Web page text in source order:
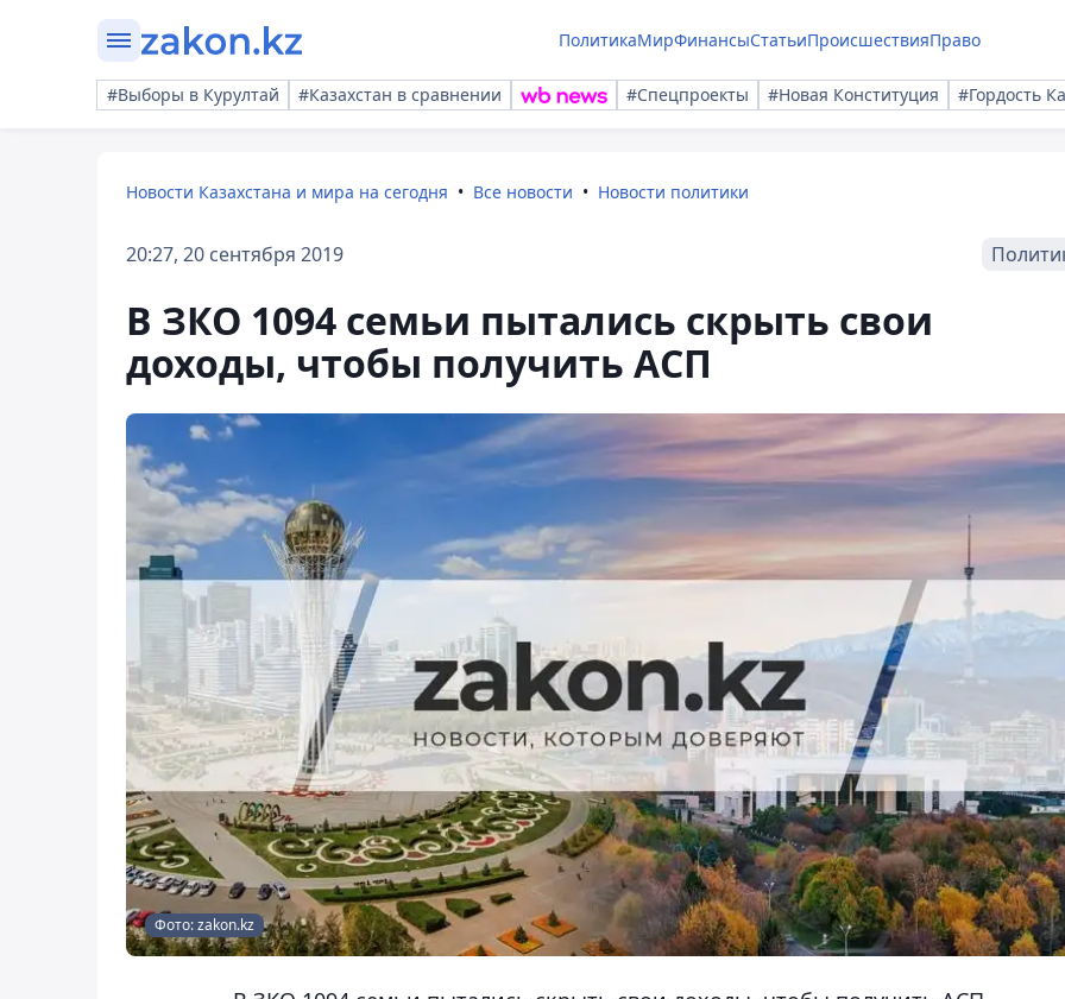
ПолитикаМирФинансыСтатьиПроисшествияПраво
#Выборы в Курултай #Казахстан в сравнении #Спецпроекты #Новая Конституция #Гордость
Новости Казахстана и мира на сегодня Все новости Новости политики
20:27, 20 сентября 2019
В ЗКО 1094 семьи пытались скрыть свои
доходы, чтобы получить АСП
Фото: zakon.kz